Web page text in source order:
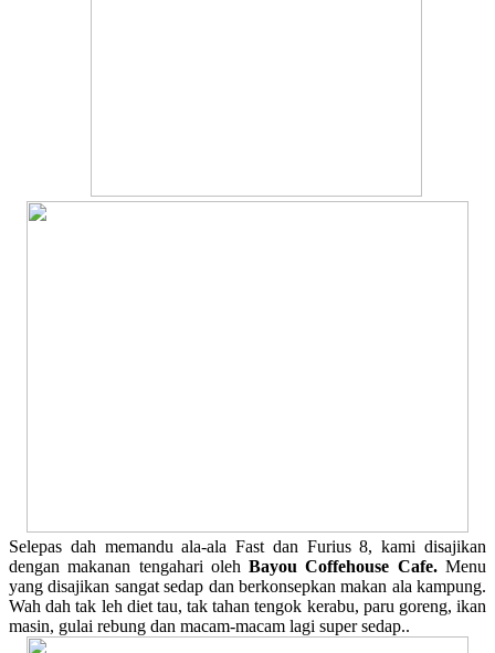
Selepas dah memandu ala-ala Fast dan Furius 8, kami disajikan
dengan makanan tengahari olehBayou Coffehouse Cafe.Menu
yang disajikan sangat sedap dan berkonsepkan makan ala kampung.
Wah dah tak leh diet tau, tak tahan tengok kerabu, paru goreng, ikan
masin, gulai rebung dan macam-macam lagi super sedap..